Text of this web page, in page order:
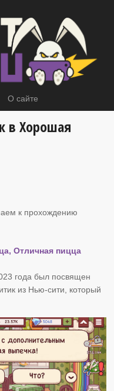
О сайте
в Хорошая
к прохождению
Отличная пицца
года был посвящен
из Нью-сити, который